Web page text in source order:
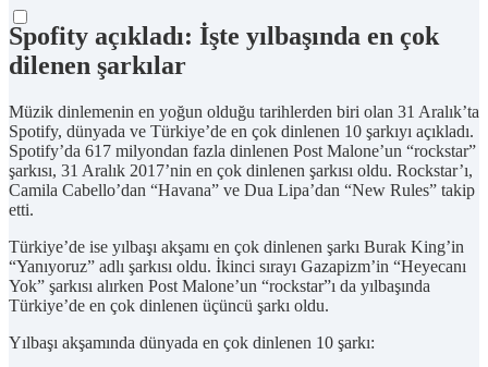
Spofity açıkladı: İşte yılbaşında en çok
dilenen şarkılar
Müzik dinlemenin en yoğun olduğu tarihlerden biri olan 31 Aralık’ta
Spotify, dünyada ve Türkiye’de en çok dinlenen 10 şarkıyı açıkladı.
Spotify’da 617 milyondan fazla dinlenen Post Malone’un “rockstar”
şarkısı, 31 Aralık 2017’nin en çok dinlenen şarkısı oldu. Rockstar’ı,
Camila Cabello’dan “Havana” ve Dua Lipa’dan “New Rules” takip
etti.
Türkiye’de ise yılbaşı akşamı en çok dinlenen şarkı Burak King’in
“Yanıyoruz” adlı şarkısı oldu. İkinci sırayı Gazapizm’in “Heyecanı
Yok” şarkısı alırken Post Malone’un “rockstar”ı da yılbaşında
Türkiye’de en çok dinlenen üçüncü şarkı oldu.
Yılbaşı akşamında dünyada en çok dinlenen 10 şarkı: